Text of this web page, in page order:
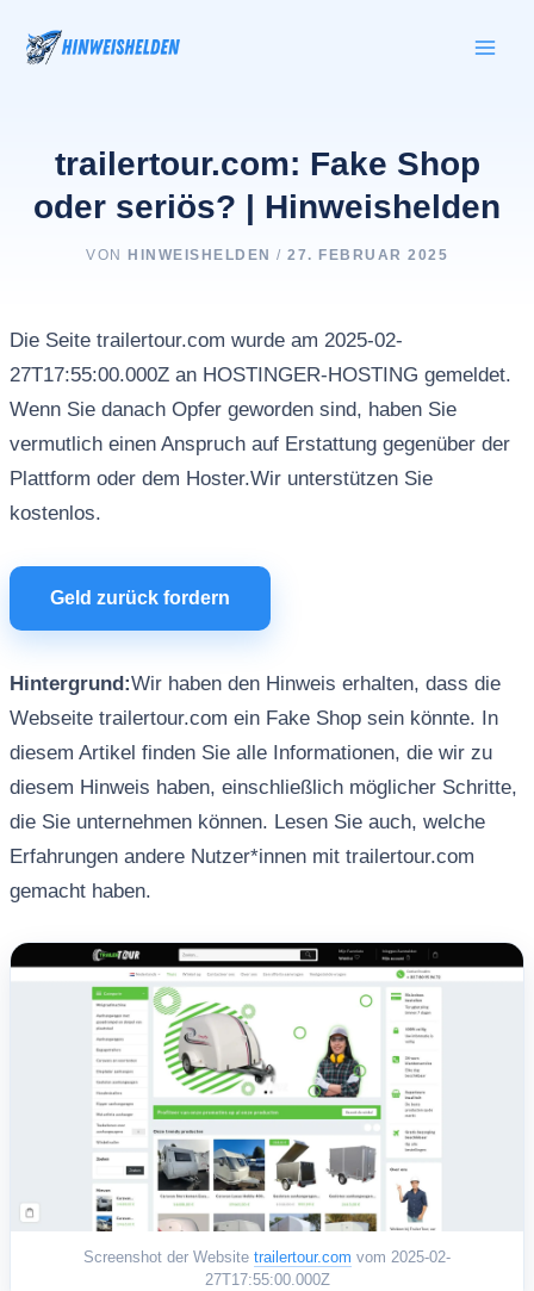
Inhalt
springen
trailertour.com: Fake Shop
oder seriös? | Hinweishelden
VON HINWEISHELDEN / 27. FEBRUAR 2025
Die Seite trailertour.com wurde am 2025-02-
27T17:55:00.000Z an HOSTINGER-HOSTING gemeldet.
Wenn Sie danach Opfer geworden sind, haben Sie
vermutlich einen Anspruch auf Erstattung gegenüber der
Plattform oder dem Hoster.Wir unterstützen Sie
kostenlos.
Geld zurück fordern
Hintergrund:Wir haben den Hinweis erhalten, dass die
Webseite trailertour.com ein Fake Shop sein könnte. In
diesem Artikel finden Sie alle Informationen, die wir zu
diesem Hinweis haben, einschließlich möglicher Schritte,
die Sie unternehmen können. Lesen Sie auch, welche
Erfahrungen andere Nutzer*innen mit trailertour.com
gemacht haben.
Screenshot der Website trailertour.com vom 2025-02-
27T17:55:00.000Z